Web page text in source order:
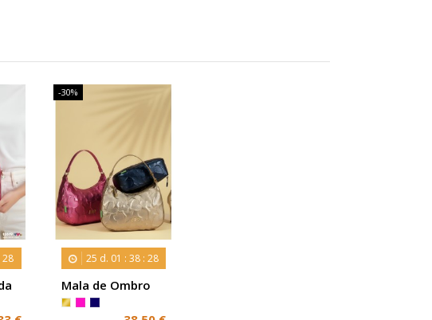
27
-30%
25 d. 01 : 38: 27
Mala de Ombro
Metalizada
Agatha Ruiz de la